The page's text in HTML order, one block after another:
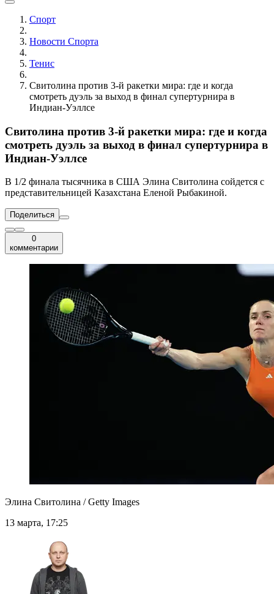
Спорт
Новости Cпорта
Тенис
Свитолина против 3-й ракетки мира: где и когда
смотреть дуэль за выход в финал супертурнира в
Индиан-Уэллсе
Свитолина против 3-й ракетки мира: где и когда
смотреть дуэль за выход в финал супертурнира в
Индиан-Уэллсе
В 1/2 финала тысячника в США Элина Свитолина сойдется с
представительницей Казахстана Еленой Рыбакиной.
Поделиться
0
комментарии
Элина Свитолина / Getty Images
13 марта, 17:25